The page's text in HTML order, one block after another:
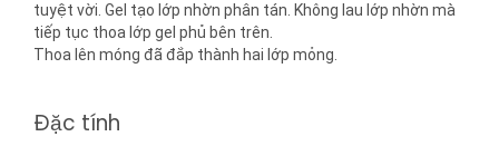
tuyệt vời. Gel tạo lớp nhờn phân tán. Không lau lớp nhờn mà
tiếp tục thoa lớp gel phủ bên trên.
Thoa lên móng đã đắp thành hai lớp mỏng.
Đặc tính